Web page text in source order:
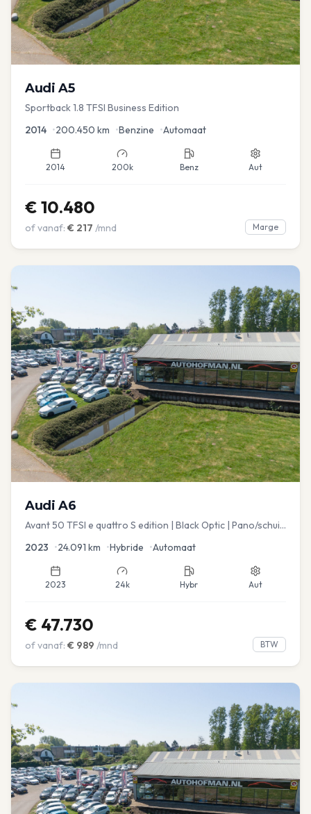
Audi A5
Sportback 1.8 TFSI Business Edition
2014 •200.450 km •Benzine •Automaat
2014 200k Benz Aut
€ 10.480
of vanaf: € 217 /mnd Marge
Audi A6
Avant 50 TFSI e quattro S edition | Black Optic | Pano/schuif
2023 •24.091 km •Hybride •Automaat
2023 24k Hybr Aut
€ 47.730
of vanaf: € 989 /mnd BTW